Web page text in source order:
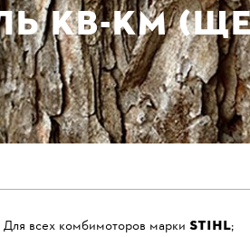
KB-KM
Для всех комбимоторов марки STIHL;